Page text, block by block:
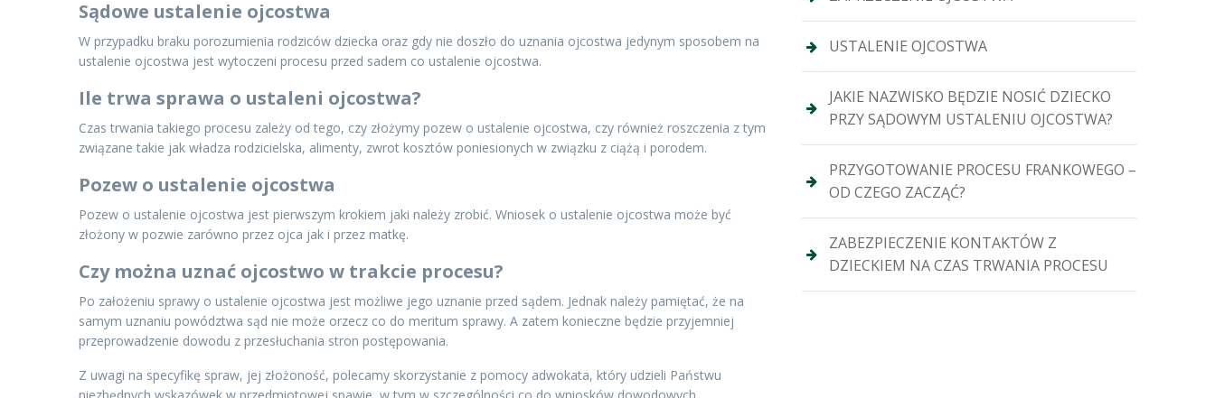
Sądowe ustalenie ojcostwa
W przypadku braku porozumienia rodziców dziecka oraz gdy nie doszło do uznania ojcostwa jedynym sposobem na
ustalenie ojcostwa jest wytoczeni procesu przed sadem co ustalenie ojcostwa.
Ile trwa sprawa o ustaleni ojcostwa?
Czas trwania takiego procesu zależy od tego, czy złożymy pozew o ustalenie ojcostwa, czy również roszczenia z tym
związane takie jak władza rodzicielska, alimenty, zwrot kosztów poniesionych w związku z ciążą i porodem.
Pozew o ustalenie ojcostwa
Pozew o ustalenie ojcostwa jest pierwszym krokiem jaki należy zrobić. Wniosek o ustalenie ojcostwa może być
złożony w pozwie zarówno przez ojca jak i przez matkę.
Czy można uznać ojcostwo w trakcie procesu?
Po założeniu sprawy o ustalenie ojcostwa jest możliwe jego uznanie przed sądem. Jednak należy pamiętać, że na
samym uznaniu powództwa sąd nie może orzecz co do meritum sprawy. A zatem konieczne będzie przyjemniej
przeprowadzenie dowodu z przesłuchania stron postępowania.
Z uwagi na specyfikę spraw, jej złożoność, polecamy skorzystanie z pomocy adwokata, który udzieli Państwu
USTALENIE OJCOSTWA
JAKIE NAZWISKO BĘDZIE NOSIĆ DZIECKO
PRZY SĄDOWYM USTALENIU OJCOSTWA?
PRZYGOTOWANIE PROCESU FRANKOWEGO –
OD CZEGO ZACZĄĆ?
ZABEZPIECZENIE KONTAKTÓW Z
DZIECKIEM NA CZAS TRWANIA PROCESU